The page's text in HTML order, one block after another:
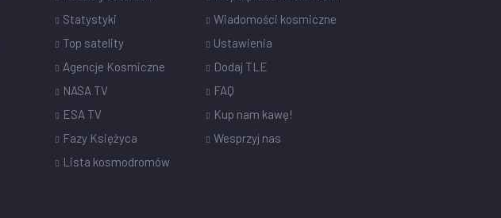
Statystyki
Top satelity
Agencje Kosmiczne
NASA TV
ESA TV
Fazy Księżyca
Lista kosmodromów
Wiadomości kosmiczne
Ustawienia
Dodaj TLE
FAQ
Kup nam kawę!
Wesprzyj nas